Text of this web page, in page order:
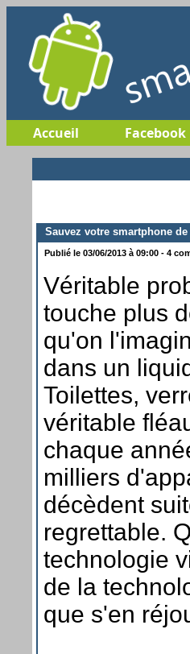
Accueil Facebook
Sauvez votre smartphone
Publié le 03/06/2013 à 09:00 - 4
Véritable
touche plus
qu'on
dans un
Toilettes,
véritable
chaque
milliers
décèdent
regrettable.
technologie
de la
que s'en